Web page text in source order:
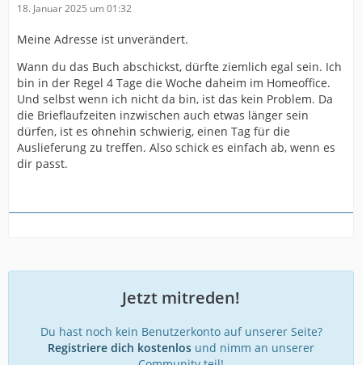
18. Januar 2025 um 01:32
Meine Adresse ist unverändert.
Wann du das Buch abschickst, dürfte ziemlich egal sein. Ich
bin in der Regel 4 Tage die Woche daheim im Homeoffice.
Und selbst wenn ich nicht da bin, ist das kein Problem. Da
die Brieflaufzeiten inzwischen auch etwas länger sein
dürfen, ist es ohnehin schwierig, einen Tag für die
Auslieferung zu treffen. Also schick es einfach ab, wenn es
dir passt.
Jetzt mitreden!
Du hast noch kein Benutzerkonto auf unserer Seite?
Registriere dich kostenlos und nimm an unserer